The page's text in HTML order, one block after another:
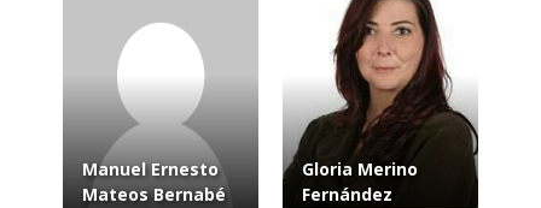
Manuel Ernesto
Mateos Bernabé
Gloria Merino
Fernández